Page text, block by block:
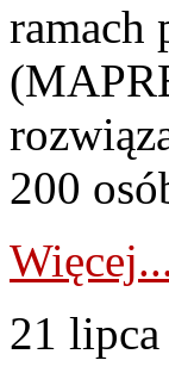
ramach
200
21